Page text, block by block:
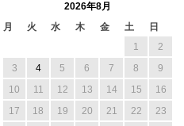
2026年8月
月
火 水 木 金 土
日
1
2
3
4 5 6 7 8
9
10
11 12 13 14 15
16
17
18 19 20 21 22
23